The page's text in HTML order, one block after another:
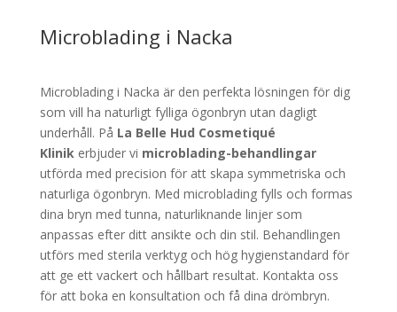
Microblading i Nacka
Microblading i Nacka är den perfekta lösningen för dig
som vill ha naturligt fylliga ögonbryn utan dagligt
underhåll. På La Belle Hud Cosmetiqué
Klinikerbjuder vi microblading-behandlingar
utförda med precision för att skapa symmetriska och
naturliga ögonbryn. Med microblading fylls och formas
dina bryn med tunna, naturliknande linjer som
anpassas efter ditt ansikte och din stil. Behandlingen
utförs med sterila verktyg och hög hygienstandard för
att ge ett vackert och hållbart resultat. Kontakta oss
för att boka en konsultation och få dina drömbryn.